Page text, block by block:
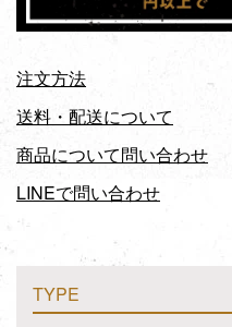
注文方法
送料・配送について
商品について問い合わせ
LINEで問い合わせ
TYPE